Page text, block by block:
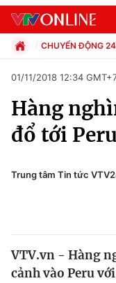
Chuyên mục
Chính trị
Xã hội
Y tế
CHUYỂN ĐỘNG
Xã hội
Pháp luật
Kinh tế
Thể thao
Văn hóa - Giải
Giáo dục
01/11/2018 12:34
Hàng
đổ tới
Trung tâm Tin tức
VTV.vn - Hàng
cảnh vào Peru